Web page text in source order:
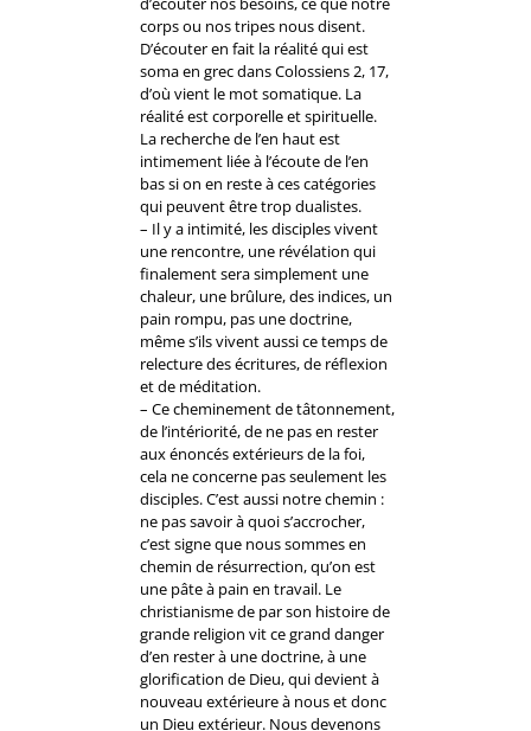
corps ou nos tripes nous disent.
D’écouter en fait la réalité qui est
soma en grec dans Colossiens 2, 17,
d’où vient le mot somatique. La
réalité est corporelle et spirituelle.
La recherche de l’en haut est
intimement liée à l’écoute de l’en
bas si on en reste à ces catégories
qui peuvent être trop dualistes.
– Il y a intimité, les disciples vivent
une rencontre, une révélation qui
finalement sera simplement une
chaleur, une brûlure, des indices, un
pain rompu, pas une doctrine,
même s’ils vivent aussi ce temps de
relecture des écritures, de réflexion
et de méditation.
– Ce cheminement de tâtonnement,
de l’intériorité, de ne pas en rester
aux énoncés extérieurs de la foi,
cela ne concerne pas seulement les
disciples. C’est aussi notre chemin :
ne pas savoir à quoi s’accrocher,
c’est signe que nous sommes en
chemin de résurrection, qu’on est
une pâte à pain en travail. Le
christianisme de par son histoire de
grande religion vit ce grand danger
d’en rester à une doctrine, à une
glorification de Dieu, qui devient à
nouveau extérieure à nous et donc
un Dieu extérieur. Nous devenons